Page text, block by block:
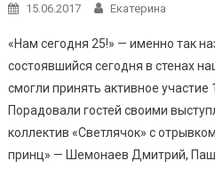
15.06.2017 Екатерина
«Нам сегодня 25!» — именно так
состоявшийся сегодня в стенах
смогли принять активное участие
Порадовали гостей своими
коллектив «Светлячок» с
принц» — Шемонаев Дмитрий,